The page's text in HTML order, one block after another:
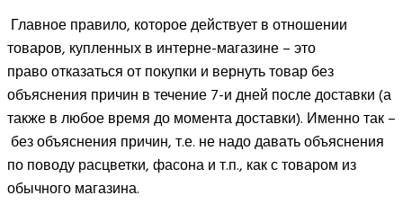
Главное правило, которое действует в отношении
товаров, купленных в интерне-магазине – это
право отказаться от покупки и вернуть товар без
объяснения причин в течение 7-и дней после доставки (а
также в любое время до момента доставки). Именно так –
без объяснения причин, т.е. не надо давать объяснения
по поводу расцветки, фасона и т.п., как с товаром из
обычного магазина.